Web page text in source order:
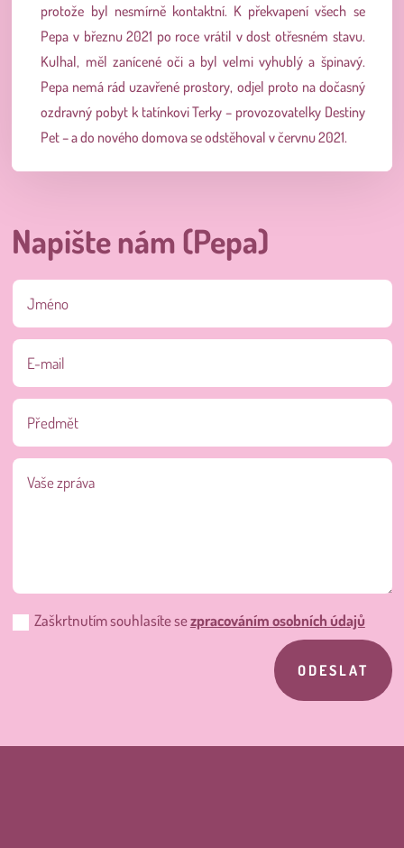
protože byl nesmírně kontaktní. K překvapení všech se
Pepa v březnu 2021 po roce vrátil v dost otřesném stavu.
Kulhal, měl zanícené oči a byl velmi vyhublý a špinavý.
Pepa nemá rád uzavřené prostory, odjel proto na dočasný
ozdravný pobyt k tatínkovi Terky – provozovatelky Destiny
Pet – a do nového domova se odstěhoval v červnu 2021.
Napište nám (Pepa)
Zaškrtnutím souhlasíte sezpracováním osobních údajů
ODESLAT